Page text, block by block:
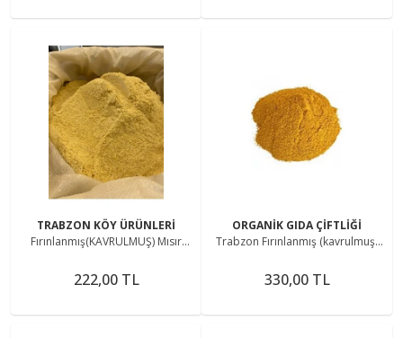
TRABZON KÖY ÜRÜNLERİ
Fırınlanmış(KAVRULMUŞ) Mısır
222,00 TL
ORGANİK GIDA ÇİFTLİĞİ
Trabzon Fırınlanmış (kavrulmuş)
330,00 TL